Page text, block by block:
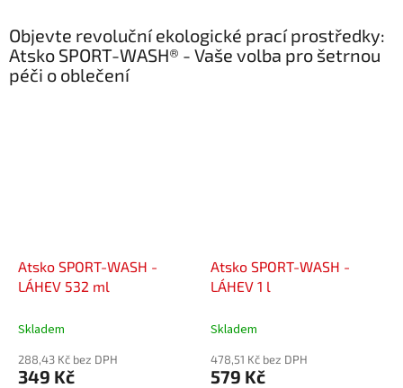
Objevte revoluční ekologické prací prostředky:
Atsko SPORT-WASH® - Vaše volba pro šetrnou
péči o oblečení
Atsko SPORT-WASH -
LÁHEV 532 ml
Skladem
288,43 Kč bez DPH
349 Kč
Atsko SPORT-WASH -
LÁHEV 1 l
Skladem
478,51 Kč bez DPH
579 Kč